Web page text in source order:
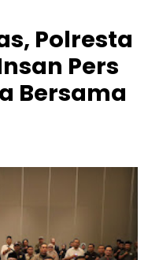
Polresta
Pers
Bersama